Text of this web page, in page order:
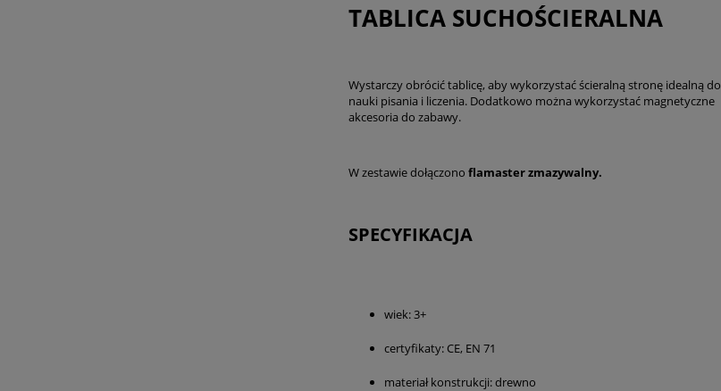
TABLICA SUCHOŚCIERALNA
Wystarczy obrócić tablicę, aby wykorzystać ścieralną stronę idealną do
nauki pisania i liczenia. Dodatkowo można wykorzystać magnetyczne
akcesoria do zabawy.
W zestawie dołączono flamaster zmazywalny.
SPECYFIKACJA
wiek: 3+
certyfikaty: CE, EN 71
materiał konstrukcji: drewno